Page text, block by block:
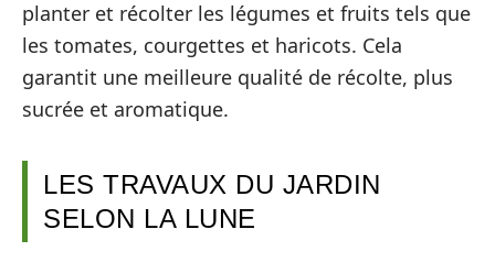
planter et récolter les légumes et fruits tels que
les tomates, courgettes et haricots. Cela
garantit une meilleure qualité de récolte, plus
sucrée et aromatique.
LES TRAVAUX DU JARDIN
SELON LA LUNE